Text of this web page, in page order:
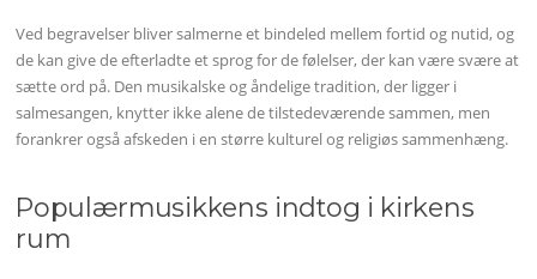
Ved begravelser bliver salmerne et bindeled mellem fortid og nutid, og
de kan give de efterladte et sprog for de følelser, der kan være svære at
sætte ord på. Den musikalske og åndelige tradition, der ligger i
salmesangen, knytter ikke alene de tilstedeværende sammen, men
forankrer også afskeden i en større kulturel og religiøs sammenhæng.
Populærmusikkens indtog i kirkens
rum